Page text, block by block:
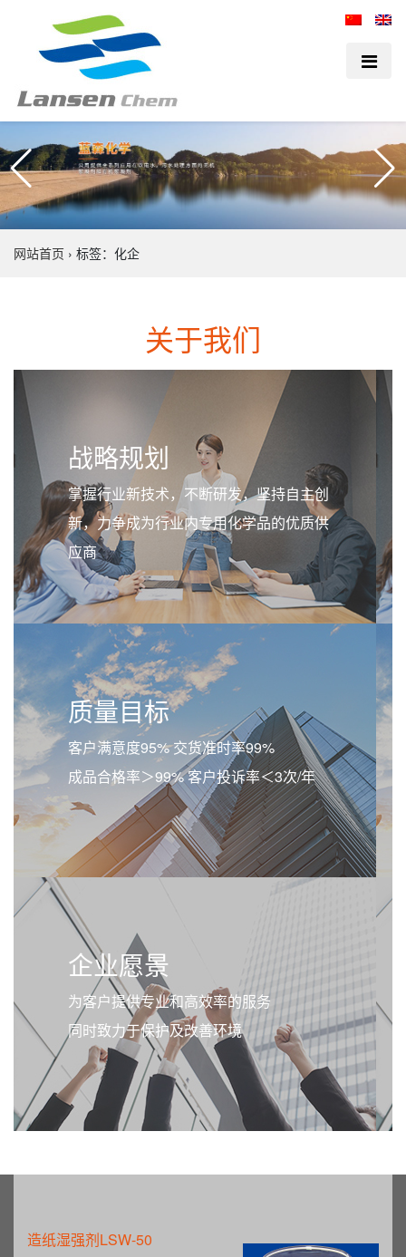
网站首页 › 标签：化企
关于我们
战略规划
掌握行业新技术，不断研发，坚持自主创
新，力争成为行业内专用化学品的优质供
应商
质量目标
客户满意度95% 交货准时率99%
成品合格率＞99% 客户投诉率＜3次/年
企业愿景
为客户提供专业和高效率的服务
同时致力于保护及改善环境
造纸湿强剂LSW-50